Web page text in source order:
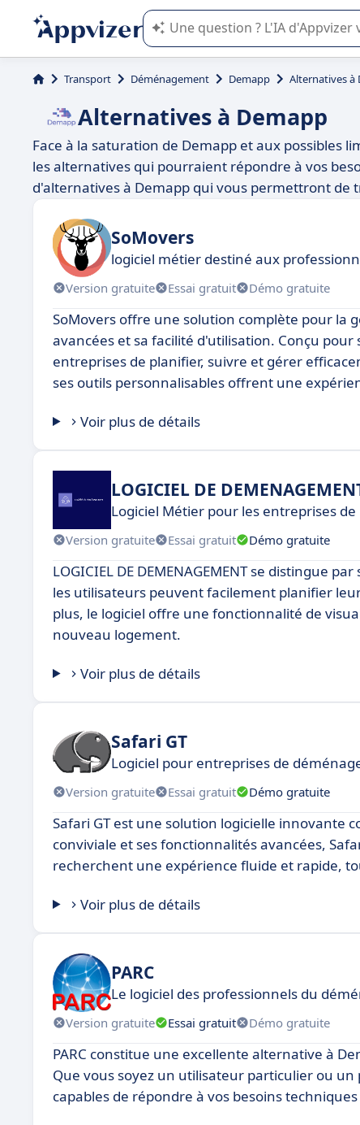
L'IA de Appvizer vous guide dans
Transport Déménagement Demapp Alternatives à
Alternatives à Demapp
Face à la saturation de Demapp et aux possibles
les alternatives qui pourraient répondre à vos
d'alternatives à Demapp qui vous permettront de
SoMovers
logiciel métier destiné aux
Version gratuite Essai gratuit Démo gratuite
SoMovers offre une solution complète pour la
avancées et sa facilité d'utilisation. Conçu
entreprises de planifier, suivre et gérer
ses outils personnalisables offrent une
Voir plus de détails
LOGICIEL DE
Logiciel Métier pour les entreprises
Version gratuite Essai gratuit Démo gratuite
LOGICIEL DE DEMENAGEMENT se distingue
les utilisateurs peuvent facilement planifier
plus, le logiciel offre une fonctionnalité de
nouveau logement.
Voir plus de détails
Safari GT
Logiciel pour entreprises de
Version gratuite Essai gratuit Démo gratuite
Safari GT est une solution logicielle innovante
conviviale et ses fonctionnalités avancées,
recherchent une expérience fluide et rapide,
Voir plus de détails
PARC
Le logiciel des professionnels du
Version gratuite Essai gratuit Démo gratuite
PARC constitue une excellente alternative à
Que vous soyez un utilisateur particulier ou
capables de répondre à vos besoins